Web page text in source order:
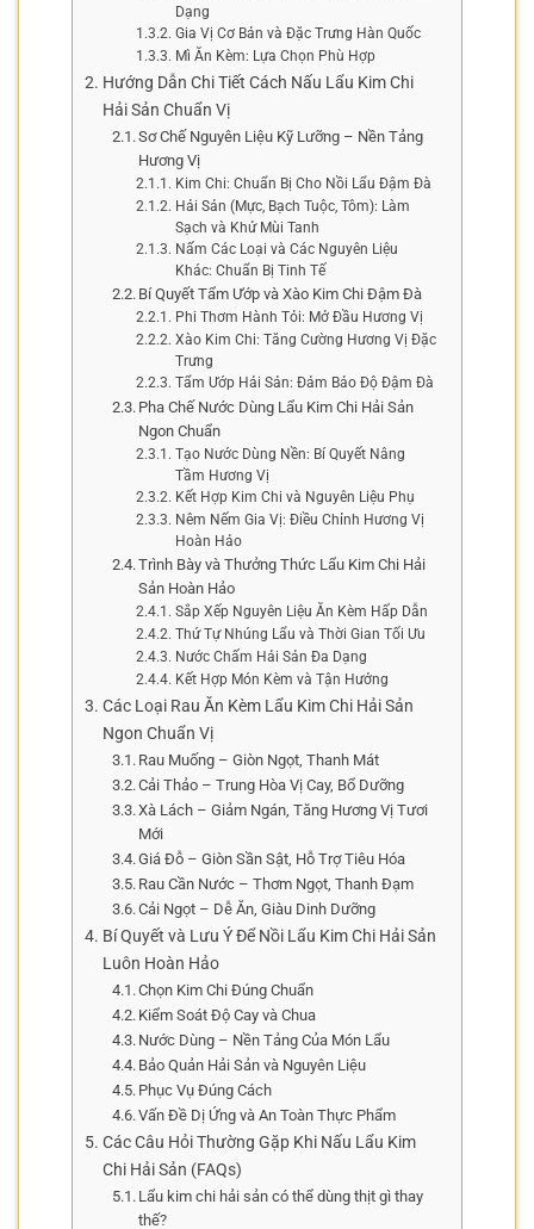
Dạng
Gia Vị Cơ Bản và Đặc Trưng Hàn Quốc
Mì Ăn Kèm: Lựa Chọn Phù Hợp
Hướng Dẫn Chi Tiết Cách Nấu Lẩu Kim Chi
Hải Sản Chuẩn Vị
Sơ Chế Nguyên Liệu Kỹ Lưỡng – Nền Tảng
Hương Vị
Kim Chi: Chuẩn Bị Cho Nồi Lẩu Đậm Đà
Hải Sản (Mực, Bạch Tuộc, Tôm): Làm
Sạch và Khử Mùi Tanh
Nấm Các Loại và Các Nguyên Liệu
Khác: Chuẩn Bị Tinh Tế
Bí Quyết Tẩm Ướp và Xào Kim Chi Đậm Đà
Phi Thơm Hành Tỏi: Mở Đầu Hương Vị
Xào Kim Chi: Tăng Cường Hương Vị Đặc
Trưng
Tẩm Ướp Hải Sản: Đảm Bảo Độ Đậm Đà
Pha Chế Nước Dùng Lẩu Kim Chi Hải Sản
Ngon Chuẩn
Tạo Nước Dùng Nền: Bí Quyết Nâng
Tầm Hương Vị
Kết Hợp Kim Chi và Nguyên Liệu Phụ
Nêm Nếm Gia Vị: Điều Chỉnh Hương Vị
Hoàn Hảo
Trình Bày và Thưởng Thức Lẩu Kim Chi Hải
Sản Hoàn Hảo
Sắp Xếp Nguyên Liệu Ăn Kèm Hấp Dẫn
Thứ Tự Nhúng Lẩu và Thời Gian Tối Ưu
Nước Chấm Hải Sản Đa Dạng
Kết Hợp Món Kèm và Tận Hưởng
Các Loại Rau Ăn Kèm Lẩu Kim Chi Hải Sản
Ngon Chuẩn Vị
Rau Muống – Giòn Ngọt, Thanh Mát
Cải Thảo – Trung Hòa Vị Cay, Bổ Dưỡng
Xà Lách – Giảm Ngán, Tăng Hương Vị Tươi
Mới
Giá Đỗ – Giòn Sần Sật, Hỗ Trợ Tiêu Hóa
Rau Cần Nước – Thơm Ngọt, Thanh Đạm
Cải Ngọt – Dễ Ăn, Giàu Dinh Dưỡng
Bí Quyết và Lưu Ý Để Nồi Lẩu Kim Chi Hải Sản
Luôn Hoàn Hảo
Chọn Kim Chi Đúng Chuẩn
Kiểm Soát Độ Cay và Chua
Nước Dùng – Nền Tảng Của Món Lẩu
Bảo Quản Hải Sản và Nguyên Liệu
Phục Vụ Đúng Cách
Vấn Đề Dị Ứng và An Toàn Thực Phẩm
Các Câu Hỏi Thường Gặp Khi Nấu Lẩu Kim
Chi Hải Sản (FAQs)
Lẩu kim chi hải sản có thể dùng thịt gì thay
thế?